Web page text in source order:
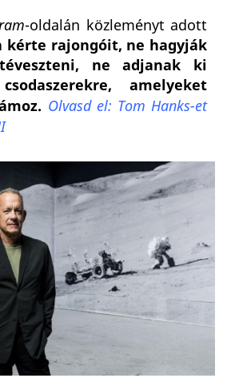
-oldalán közleményt adott
kérte rajongóit, ne hagyják
ne adjanak ki
amelyeket
Olvasd el: Tom Hanks-et